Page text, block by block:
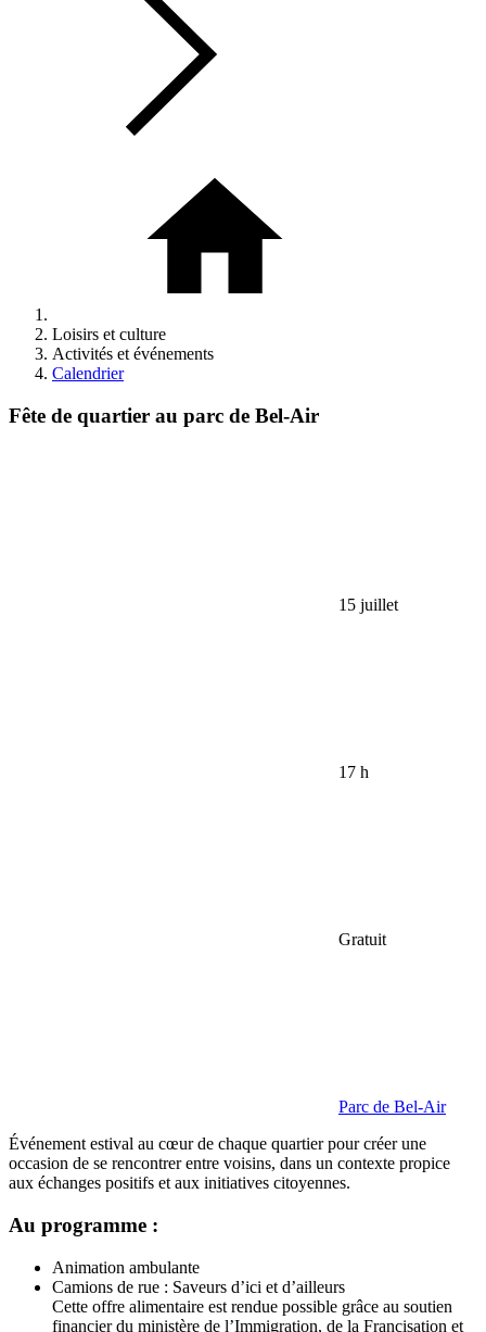
Loisirs et culture
Activités et événements
Calendrier
Fête de quartier au parc de Bel-Air
15 juillet
17 h
Gratuit
Parc de Bel-Air
Événement estival au cœur de chaque quartier pour créer une
occasion de se rencontrer entre voisins, dans un contexte propice
aux échanges positifs et aux initiatives citoyennes.
Au programme :
Animation ambulante
Camions de rue : Saveurs d’ici et d’ailleurs
Cette offre alimentaire est rendue possible grâce au soutien
financier du ministère de l’Immigration, de la Francisation et